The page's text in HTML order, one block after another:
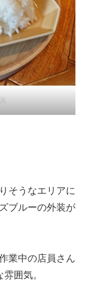
そうなエリアに
ブルーの外装が
業中の店員さん
囲気。